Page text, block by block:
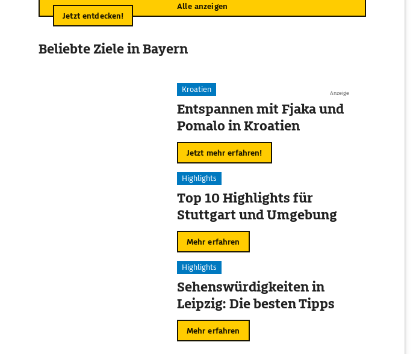
Alle anzeigen
Jetzt entdecken!
Beliebte Ziele in Bayern
Anzeige
Kroatien
Entspannen mit Fjaka und
Pomalo in Kroatien
Jetzt mehr erfahren!
Highlights
Top 10 Highlights für
Stuttgart und Umgebung
Mehr erfahren
Highlights
Sehenswürdigkeiten in
Leipzig: Die besten Tipps
Mehr erfahren